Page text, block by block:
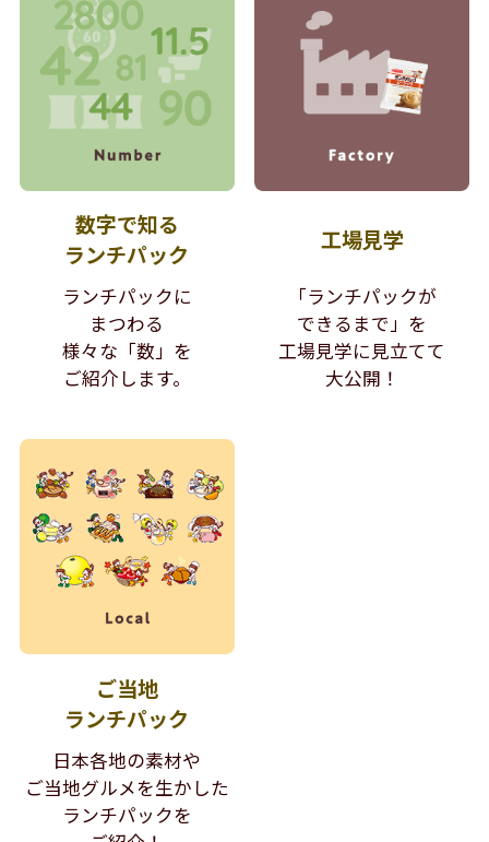
数字で知る
ランチパック
ランチパックに
まつわる
様々な「数」を
ご紹介します。
工場見学
「ランチパックが
できるまで」を
工場見学に見立てて
大公開！
ご当地
ランチパック
日本各地の素材や
ご当地グルメを生かした
ランチパックを